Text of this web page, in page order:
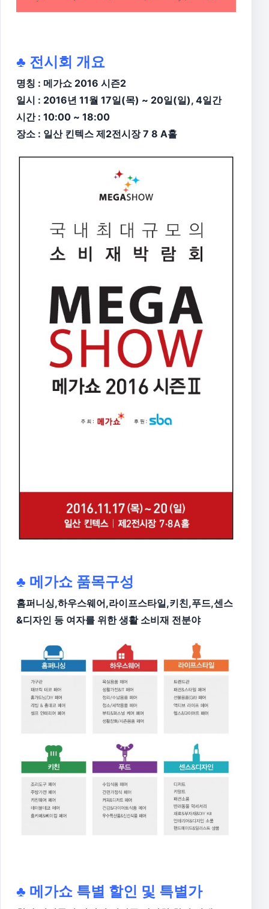
♣ 전시회 개요
명칭 : 메가쇼 2016 시즌2
일시 : 2016년 11월 17일(목) ~ 20일(일), 4일간
시간 : 10:00 ~ 18:00
장소 : 일산 킨텍스 제2전시장 7 8 A홀
♣ 메가쇼 품목구성
홈퍼니싱,하우스웨어,라이프스타일,키친,푸드,센스
&디자인 등 여자를 위한 생활 소비재 전분야
♣ 메가쇼 특별 할인 및 특별가